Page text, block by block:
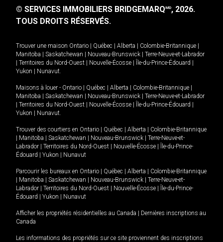
© SERVICES IMMOBILIERS BRIDGEMARQMD, 2026.
TOUS DROITS RÉSERVÉS.
Trouver une maison Ontario | Québec | Alberta | Colombie-Britannique |
Manitoba | Saskatchewan | Nouveau-Brunswick | Terre-Neuve-et-Labrador
| Territoires du Nord-Ouest | Nouvelle-Écosse | Île-du-Prince-Édouard |
Yukon | Nunavut.
Maisons à louer - Ontario | Québec | Alberta | Colombie-Britannique |
Manitoba | Saskatchewan | Nouveau-Brunswick | Terre-Neuve-et-Labrador
| Territoires du Nord-Ouest | Nouvelle-Écosse | Île-du-Prince-Édouard |
Yukon | Nunavut.
Trouver des courtiers en Ontario | Québec | Alberta | Colombie-Britannique
| Manitoba | Saskatchewan | Nouveau-Brunswick | Terre-Neuve-et-
Labrador | Territoires du Nord-Ouest | Nouvelle-Écosse | Île-du-Prince-
Édouard | Yukon | Nunavut
Parcourir les bureaux en Ontario | Québec | Alberta | Colombie-Britannique
| Manitoba | Saskatchewan | Nouveau-Brunswick | Terre-Neuve-et-
Labrador | Territoires du Nord-Ouest | Nouvelle-Écosse | Île-du-Prince-
Édouard | Yukon | Nunavut
Afficher les propriétés résidentielles au Canada | Dernières inscriptions au
Canada
Les informations des propriétés sur ce site proviennent des inscriptions